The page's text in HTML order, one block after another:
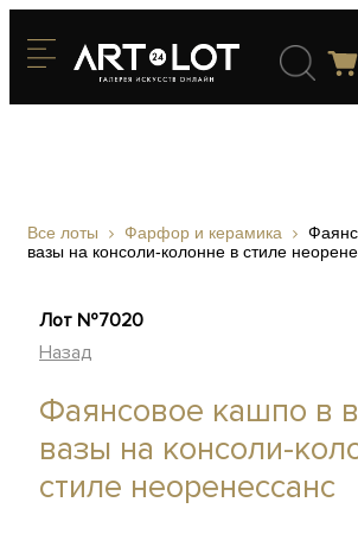
Все лоты Фарфор и керамика
вазы на консоли-колонне в стиле
Лот №7020
Назад
Фаянсовое кашпо в
вазы на консоли-
стиле неоренессанс